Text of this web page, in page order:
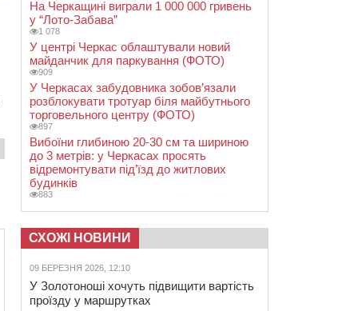
На Черкащині виграли 1 000 000 гривень
у “Лото-Забава”
1 078
У центрі Черкас облаштували новий
майданчик для паркування (ФОТО)
909
У Черкасах забудовника зобов’язали
розблокувати тротуар біля майбутнього
торговельного центру (ФОТО)
897
Вибоїни глибиною 20-30 см та шириною
до 3 метрів: у Черкасах просять
відремонтувати під’їзд до житлових
будинків
883
СХОЖІ НОВИНИ
09 БЕРЕЗНЯ 2026, 12:10
У Золотоноші хочуть підвищити вартість
проїзду у маршрутках